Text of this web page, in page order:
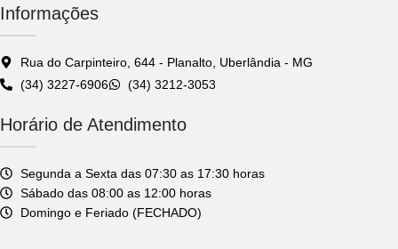
Informações
Rua do Carpinteiro, 644 - Planalto, Uberlândia - MG
(34) 3227-6906
(34) 3212-3053
Horário de Atendimento
Segunda a Sexta das 07:30 as 17:30 horas
Sábado das 08:00 as 12:00 horas
Domingo e Feriado (FECHADO)